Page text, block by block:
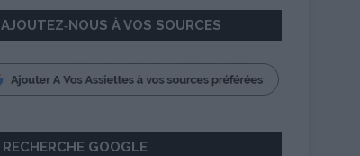
AJOUTEZ‑NOUS À VOS SOURCES
RECHERCHE GOOGLE